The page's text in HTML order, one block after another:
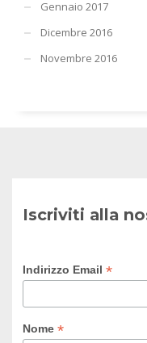
Gennaio 2017
Dicembre 2016
Novembre 2016
Iscriviti alla
Indirizzo Email *
Nome *